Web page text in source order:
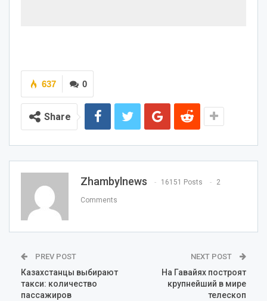
0
637
Share
Zhambylnews 16151 Posts 2
Comments
PREV POST
Казахстанцы выбирают
такси: количество
пассажиров
NEXT POST
На Гавайях построят
крупнейший в мире
телескоп